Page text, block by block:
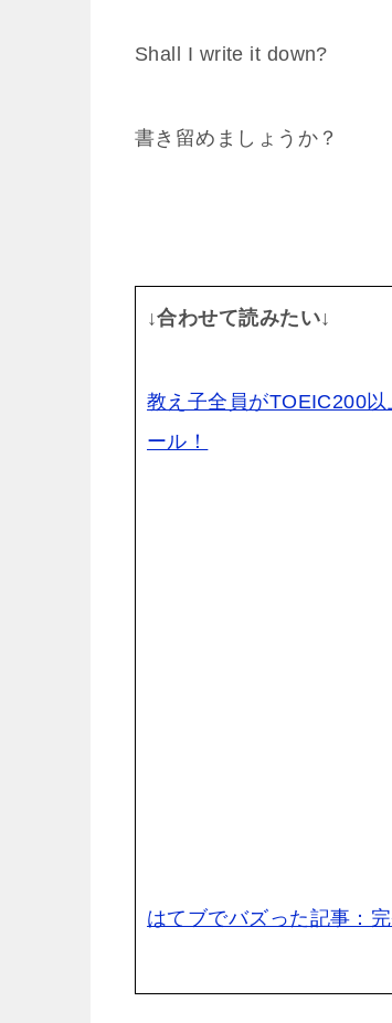
Shall I write it down?
書き留めましょうか？
↓合わせて読みたい↓
教え子全員がTOEIC200
ール！
はてブでバズった記事：